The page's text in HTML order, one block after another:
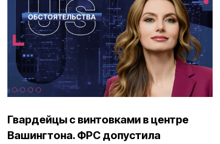
Гвардейцы с винтовками в центре
Вашингтона. ФРС допустила